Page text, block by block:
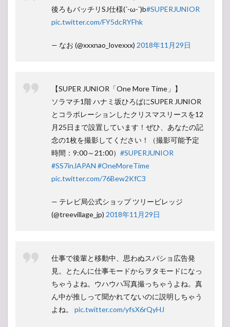
後ろもバッチリSJ仕様(´-ω-`)b#SUPERJUNIOR
pic.twitter.com/FY5dcRYFhk
— なお (@xxxnao_lovexxx) 2018年11月29日
【SUPER JUNIOR「One More Time」】
ソラマチ1階 ハナミ坂ひろばにSUPER JUNIOR
とコラボレーションしたクリスマスリースを12
月25日まで設置しています！ぜひ、あなたの記
念の1枚を撮影してください！（撮影可能予定
時間：9:00～21:00） #SUPERJUNIOR
#SS7inJAPAN #OneMoreTime
pic.twitter.com/76Bew2KfC3
— テレビ局公式ショップ ツリービレッジ
(@treevillage_jp) 2018年11月29日
仕事で後輩と移動中、思わぬスパショ広告発
見。とたんに仕事モードからヲタモードになっ
ちゃうよね。ウハウハ写真撮っちゃうよね。真
ん中が推しって聞かれてないのに説明しちゃう
よね。 pic.twitter.com/yfsX6rQyHJ